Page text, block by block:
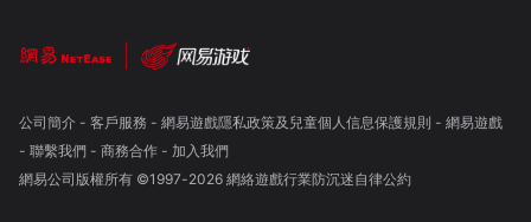
公司簡介- 客戶服務 - 網易遊戲隱私政策及兒童個人信息保護規則 - 網易遊戲
- 聯繫我們- 商務合作- 加入我們
網易公司版權所有 ©1997-2026 網絡遊戲行業防沉迷自律公約